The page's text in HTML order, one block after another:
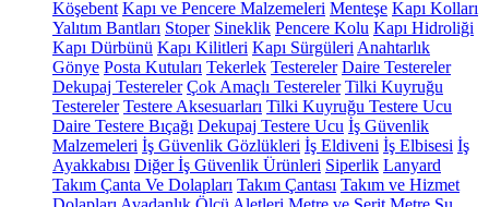
Köşebent Kapı ve Pencere Malzemeleri Menteşe Kapı Kolları
Yalıtım Bantları Stoper Sineklik Pencere Kolu Kapı Hidroliği
Kapı Dürbünü Kapı Kilitleri Kapı Sürgüleri Anahtarlık
Gönye Posta Kutuları Tekerlek Testereler Daire Testereler
Dekupaj Testereler Çok Amaçlı Testereler Tilki Kuyruğu
Testereler Testere Aksesuarları Tilki Kuyruğu Testere Ucu
Daire Testere Bıçağı Dekupaj Testere Ucu İş Güvenlik
Malzemeleri İş Güvenlik Gözlükleri İş Eldiveni İş Elbisesi İş
Ayakkabısı Diğer İş Güvenlik Ürünleri Siperlik Lanyard
Takım Çanta Ve Dolapları Takım Çantası Takım ve Hizmet